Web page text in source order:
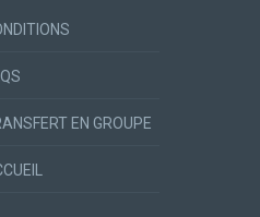
EN GROUPE